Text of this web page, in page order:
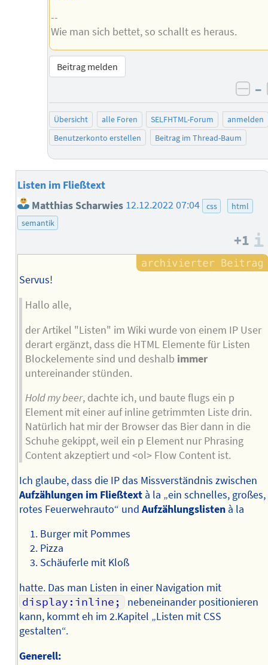
--
Wie man sich bettet, so schallt es heraus.
Beitrag melden
–
Übersicht alle Foren SELFHTML-Forum
anmelden
Benutzerkonto erstellen
Beitrag im Thread-Baum
Listen im Fließtext
Matthias Scharwies 12.12.2022 07:04 css
html
semantik
+1
Servus!
Hallo alle,
der Artikel "Listen" im Wiki wurde von einem IP User
derart ergänzt, dass die HTML Elemente für Listen
Blockelemente sind und deshalb immer
untereinander stünden.
Hold my beer, dachte ich, und baute flugs ein p
Element mit einer auf inline getrimmten Liste drin.
Natürlich hat mir der Browser das Bier dann in die
Schuhe gekippt, weil ein p Element nur Phrasing
Content akzeptiert und <ol> Flow Content ist.
Ich glaube, dass die IP das Missverständnis zwischen
Aufzählungen im Fließtextà la „ein schnelles, großes,
rotes Feuerwehrauto“ und Aufzählungslistenà la
Burger mit Pommes
Pizza
Schäuferle mit Kloß
hatte. Das man Listen in einer Navigation mit
display:inline;
nebeneinander positionieren
kann, kommt eh im 2.Kapitel „Listen mit CSS
gestalten“.
Generell: